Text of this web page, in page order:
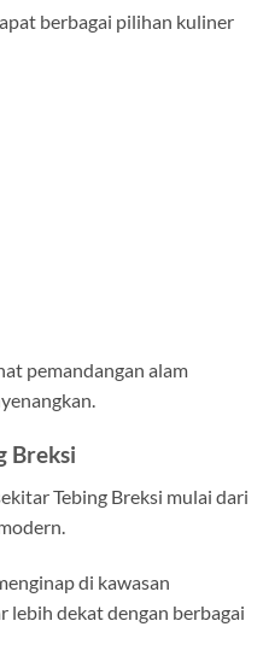
berbagai pilihan kuliner
pemandangan alam
Breksi
Tebing Breksi mulai dari
di kawasan
lebih dekat dengan berbagai